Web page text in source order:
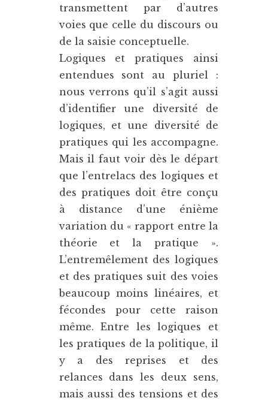
transmettent par d’autres
voies que celle du discours ou
de la saisie conceptuelle.
Logiques et pratiques ainsi
entendues sont au pluriel :
nous verrons qu’il s’agit aussi
d’identifier une diversité de
logiques, et une diversité de
pratiques qui les accompagne.
Mais il faut voir dès le départ
que l’entrelacs des logiques et
des pratiques doit être conçu
à distance d’une énième
variation du « rapport entre la
théorie et la pratique ».
L’entremêlement des logiques
et des pratiques suit des voies
beaucoup moins linéaires, et
fécondes pour cette raison
même. Entre les logiques et
les pratiques de la politique, il
y a des reprises et des
relances dans les deux sens,
mais aussi des tensions et des